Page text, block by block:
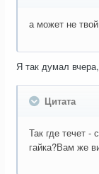
а может не
Я так думал
Цитата
Так где течет -
гайка?Вам же